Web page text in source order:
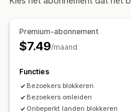
Bezoekersanalytics
Premium-abonnement
$7.49/maand
Functies
Bezoekers blokkeren
Bezoekers omleiden
Onbeperkt landen blokkeren